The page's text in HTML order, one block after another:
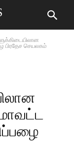
பிரதேச செயலகம்